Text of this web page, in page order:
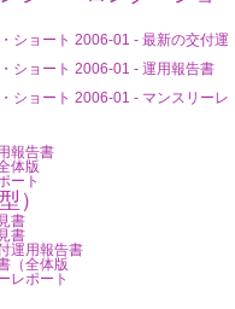
ショート 2006-01 - 最新の交付運
ショート 2006-01 - 運用報告書
ショート 2006-01 - マンスリーレ
報告書
体版
ート
）
書
書
運用報告書
（全体版
レポート